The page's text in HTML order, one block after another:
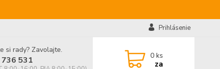
Prihlásenie
si rady? Zavolajte.
531 0 ks
za